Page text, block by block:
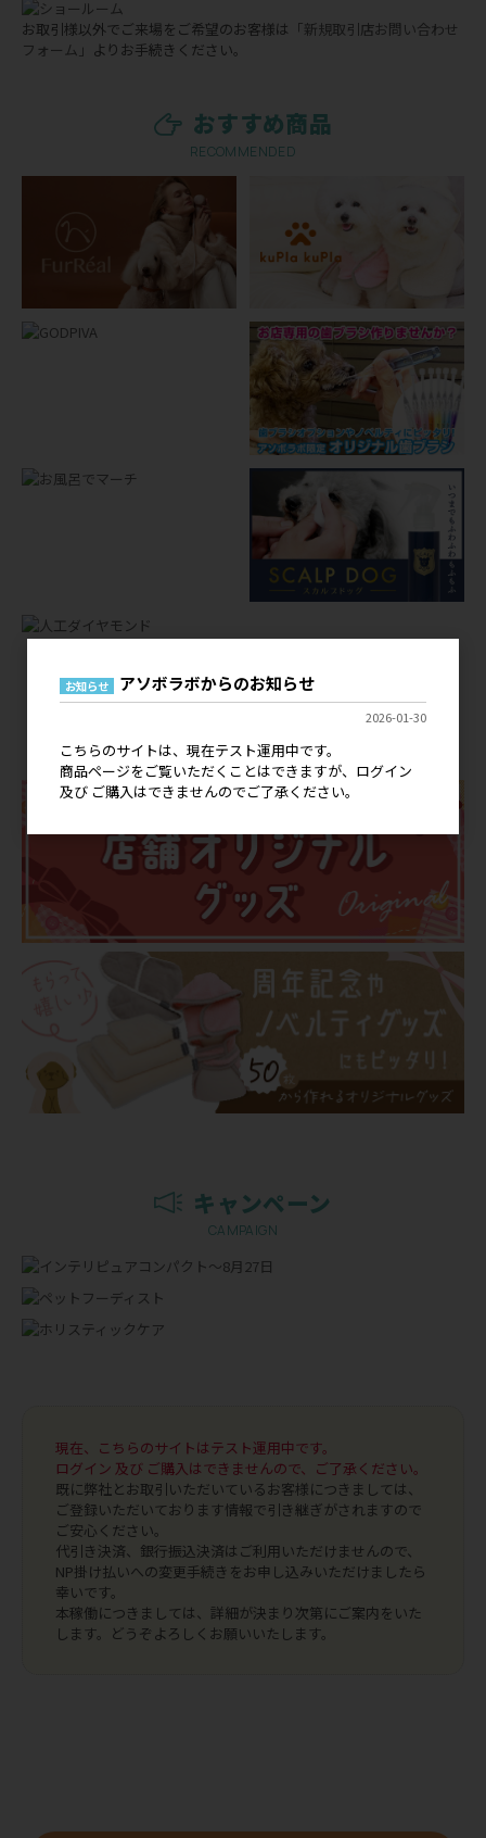
お取引様以外でご来場をご希望のお客様は 「新規取引店お問い合わせ
フォーム」 よりお手続きください。
おすすめ商品
RECOMMENDED
店舗オリジナルグッズ
キャンペーン
CAMPAIGN
現在、こちらのサイトはテスト運用中です。
ログイン 及び ご購入はできませんので、ご了承ください。
既に弊社とお取引いただいているお客様につきましては、
ご登録いただいております情報で引き継ぎがされますので
ご安心ください。
代引き決済、銀行振込決済はご利用いただけませんので、
NP掛け払いへの変更手続きをお申し込みいただけましたら
幸いです。
本稼働につきましては、詳細が決まり次第にご案内をいた
します。どうぞよろしくお願いいたします。
お知らせ アソボラボからのお知らせ
2026-01-30
こちらのサイトは、現在テスト運用中です。
商品ページをご覧いただくことはできますが、ログイン
及び ご購入はできませんのでご了承ください。